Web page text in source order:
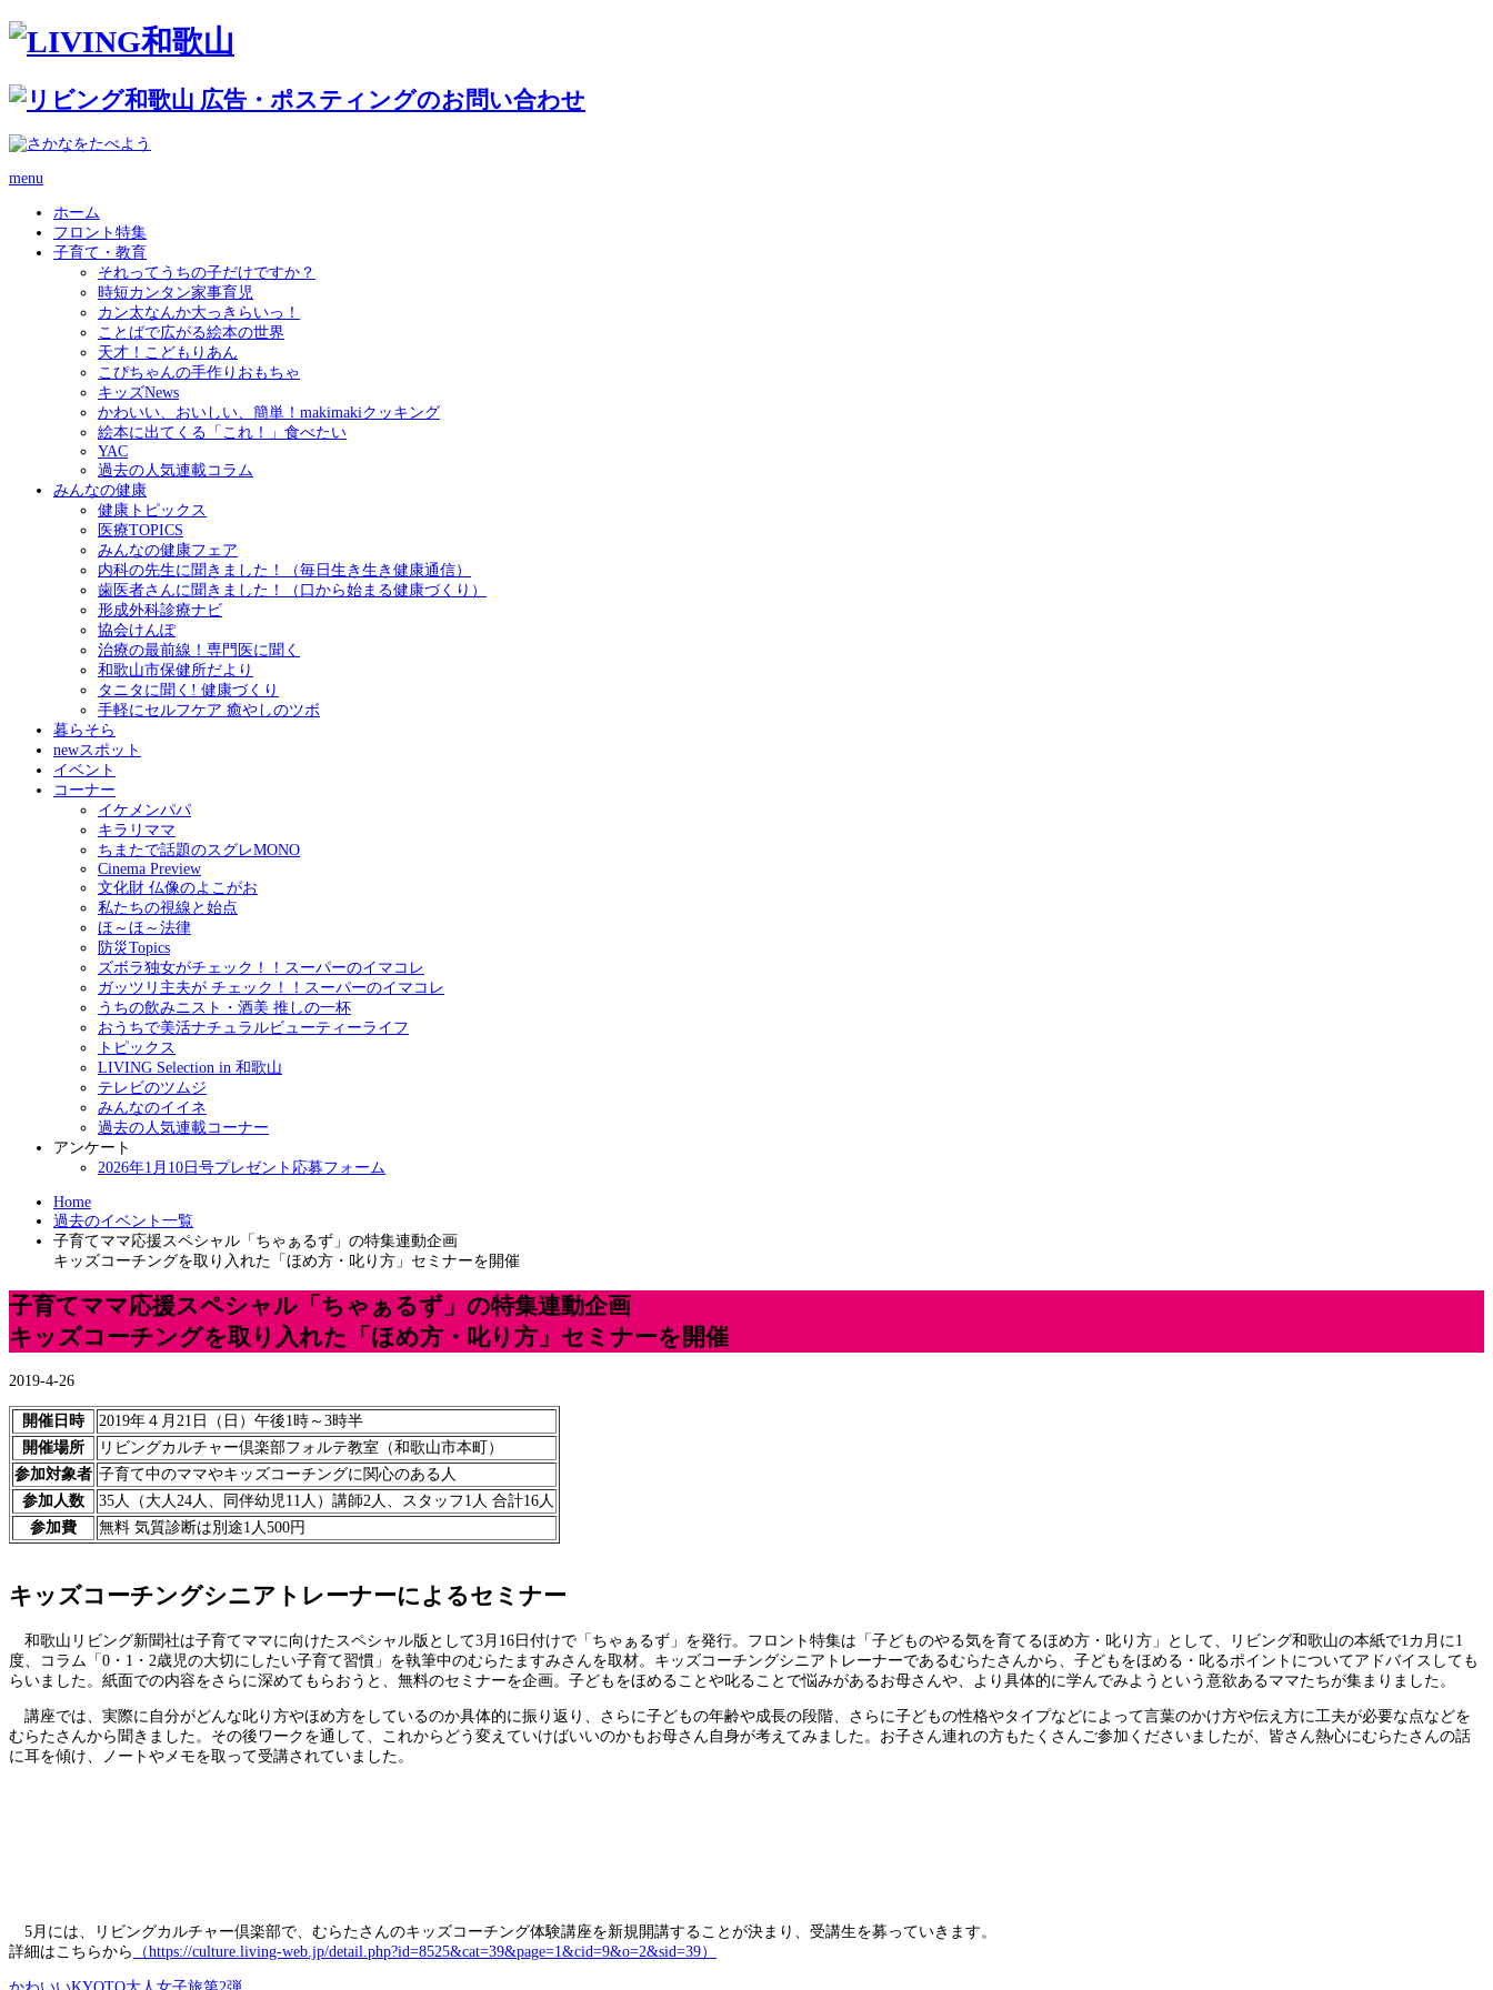
menu
ホーム
フロント特集
子育て・教育
それってうちの子だけですか？
時短カンタン家事育児
カン太なんか大っきらいっ！
ことばで広がる絵本の世界
天才！こどもりあん
こぴちゃんの手作りおもちゃ
キッズNews
かわいい、おいしい、簡単！makimakiクッキング
絵本に出てくる「これ！」食べたい
YAC
過去の人気連載コラム
みんなの健康
健康トピックス
医療TOPICS
みんなの健康フェア
内科の先生に聞きました！（毎日生き生き健康通信）
歯医者さんに聞きました！（口から始まる健康づくり）
形成外科診療ナビ
協会けんぽ
治療の最前線！専門医に聞く
和歌山市保健所だより
タニタに聞く! 健康づくり
手軽にセルフケア 癒やしのツボ
暮らそら
newスポット
イベント
コーナー
イケメンパパ
キラリママ
ちまたで話題のスグレMONO
Cinema Preview
文化財 仏像のよこがお
私たちの視線と始点
ほ～ほ～法律
防災Topics
ズボラ独女がチェック！！スーパーのイマコレ
ガッツリ主夫が チェック！！スーパーのイマコレ
うちの飲みニスト・酒美 推しの一杯
おうちで美活ナチュラルビューティーライフ
トピックス
LIVING Selection in 和歌山
テレビのツムジ
みんなのイイネ
過去の人気連載コーナー
アンケート
2026年1月10日号プレゼント応募フォーム
Home
過去のイベント一覧
子育てママ応援スペシャル「ちゃぁるず」の特集連動企画
キッズコーチングを取り入れた「ほめ方・叱り方」セミナーを開催
子育てママ応援スペシャル「ちゃぁるず」の特集連動企画
キッズコーチングを取り入れた「ほめ方・叱り方」セミナーを開催
2019-4-26
開催日時
2019年４月21日（日）午後1時～3時半
開催場所
リビングカルチャー倶楽部フォルテ教室（和歌山市本町）
参加対象者 子育て中のママやキッズコーチングに関心のある人
参加人数
35人（大人24人、同伴幼児11人）講師2人、スタッフ1人 合計16人
参加費
無料 気質診断は別途1人500円
キッズコーチングシニアトレーナーによるセミナー
和歌山リビング新聞社は子育てママに向けたスペシャル版として3月16日付けで「ちゃぁるず」を発行。フロント特集は「子どものやる気を育てるほめ方・叱り方」として、リビング和歌山の本紙で1カ月に1
度、コラム「0・1・2歳児の大切にしたい子育て習慣」を執筆中のむらたますみさんを取材。キッズコーチングシニアトレーナーであるむらたさんから、子どもをほめる・叱るポイントについてアドバイスしても
らいました。紙面での内容をさらに深めてもらおうと、無料のセミナーを企画。子どもをほめることや叱ることで悩みがあるお母さんや、より具体的に学んでみようという意欲あるママたちが集まりました。
講座では、実際に自分がどんな叱り方やほめ方をしているのか具体的に振り返り、さらに子どもの年齢や成長の段階、さらに子どもの性格やタイプなどによって言葉のかけ方や伝え方に工夫が必要な点などを
むらたさんから聞きました。その後ワークを通して、これからどう変えていけばいいのかもお母さん自身が考えてみました。お子さん連れの方もたくさんご参加くださいましたが、皆さん熱心にむらたさんの話
に耳を傾け、ノートやメモを取って受講されていました。
5月には、リビングカルチャー倶楽部で、むらたさんのキッズコーチング体験講座を新規開講することが決まり、受講生を募っていきます。
詳細はこちらから
（https://culture.living-web.jp/detail.php?id=8525&cat=39&page=1&cid=9&o=2&sid=39）